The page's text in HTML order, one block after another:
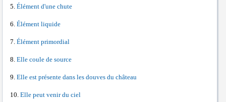
Élément d'une chute
Élément liquide
Élément primordial
Elle coule de source
Elle est présente dans les douves du château
Elle peut venir du ciel